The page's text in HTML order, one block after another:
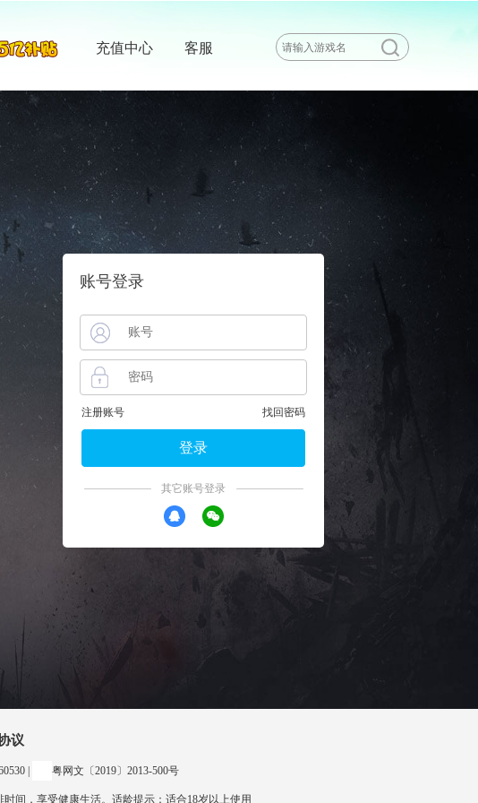
充值中心 客服
账号登录
注册账号 找回密码
登录
其它账号登录
议
| 粤网文〔2019〕2013-500号
间，享受健康生活。适龄提示：适合18岁以上使用